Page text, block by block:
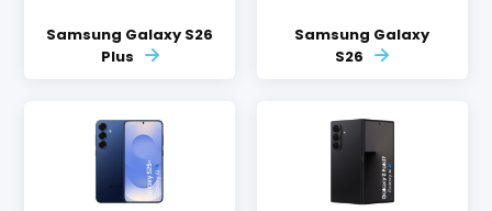
Samsung Galaxy S26
Plus
Samsung Galaxy
S26